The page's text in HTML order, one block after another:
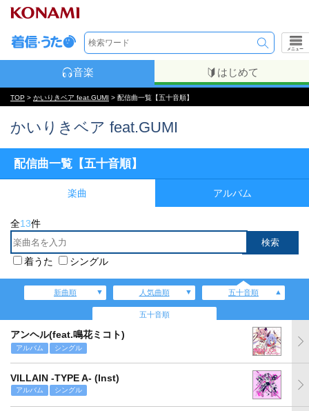
メニュー
音楽 はじめて
TOP > かいりきベア feat.GUMI > 配信曲一覧【五十音順】
かいりきベア feat.GUMI
配信曲一覧【五十音順】
楽曲 アルバム
全13件
着うた シングル
新曲順 人気曲順 五十音順
五十音順
アンヘル(feat.鳴花ミコト)
アルバム シングル
VILLAIN -TYPE A- (Inst)
アルバム シングル